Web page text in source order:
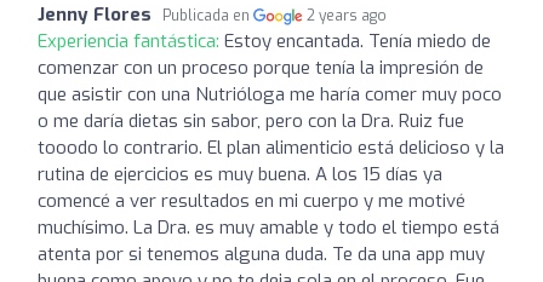
Jenny Flores Publicada en 2 years ago
Experiencia fantástica: Estoy encantada. Tenía miedo de
comenzar con un proceso porque tenía la impresión de
que asistir con una Nutrióloga me haría comer muy poco
o me daría dietas sin sabor, pero con la Dra. Ruiz fue
tooodo lo contrario. El plan alimenticio está delicioso y la
rutina de ejercicios es muy buena. A los 15 días ya
comencé a ver resultados en mi cuerpo y me motivé
muchísimo. La Dra. es muy amable y todo el tiempo está
atenta por si tenemos alguna duda. Te da una app muy